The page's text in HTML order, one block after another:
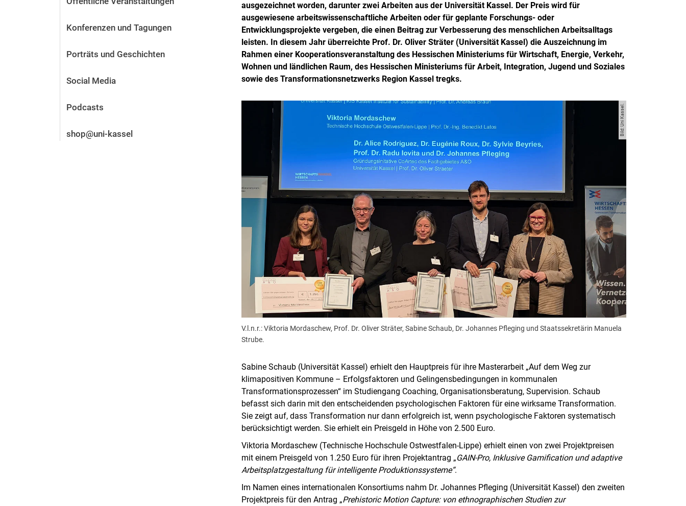
Stellenangebote
Alum­ni und Freunde
Kontakt und Standorte
Konferenzen und Tagungen
Porträts und Geschichten
Social Media
Podcasts
shop@uni-kassel
ausgezeichnet worden, darunter zwei Arbeiten aus der Universität Kassel. Der Preis wird für
ausgewiesene arbeitswissenschaftliche Arbeiten oder für geplante Forschungs- oder
Entwicklungsprojekte vergeben, die einen Beitrag zur Verbesserung des menschlichen Arbeitsalltags
leisten. In diesem Jahr überreichte Prof. Dr. Oliver Sträter (Universität Kassel) die Auszeichnung im
Rahmen einer Kooperationsveranstaltung des Hessischen Ministeriums für Wirtschaft, Energie, Verkehr,
Wohnen und ländlichen Raum, des Hessischen Ministeriums für Arbeit, Integration, Jugend und Soziales
sowie des Transformationsnetzwerks Region Kassel tregks.
Bild: Uni Kassel.
V.l.n.r.: Viktoria Mordaschew, Prof. Dr. Oliver Sträter, Sabine Schaub, Dr. Johannes Pfleging und Staatssekretärin Manuela
Strube.
Sabine Schaub (Universität Kassel) erhielt den Hauptpreis für ihre Masterarbeit „Auf dem Weg zur
klimapositiven Kommune – Erfolgsfaktoren und Gelingensbedingungen in kommunalen
Transformationsprozessen“ im Studiengang Coaching, Organisationsberatung, Supervision. Schaub
befasst sich darin mit den entscheidenden psychologischen Faktoren für eine wirksame Transformation.
Sie zeigt auf, dass Transformation nur dann erfolgreich ist, wenn psychologische Faktoren systematisch
berücksichtigt werden. Sie erhielt ein Preisgeld in Höhe von 2.500 Euro.
Viktoria Mordaschew (Technische Hochschule Ostwestfalen-Lippe) erhielt einen von zwei Projektpreisen
mit einem Preisgeld von 1.250 Euro für ihren Projektantrag „GAIN-Pro, Inklusive Gamification und adaptive
Arbeitsplatzgestaltung für intelligente Produktionssysteme“.
Im Namen eines internationalen Konsortiums nahm Dr. Johannes Pfleging (Universität Kassel) den zweiten
Projektpreis für den Antrag „Prehistoric Motion Capture: von ethnographischen Studien zur